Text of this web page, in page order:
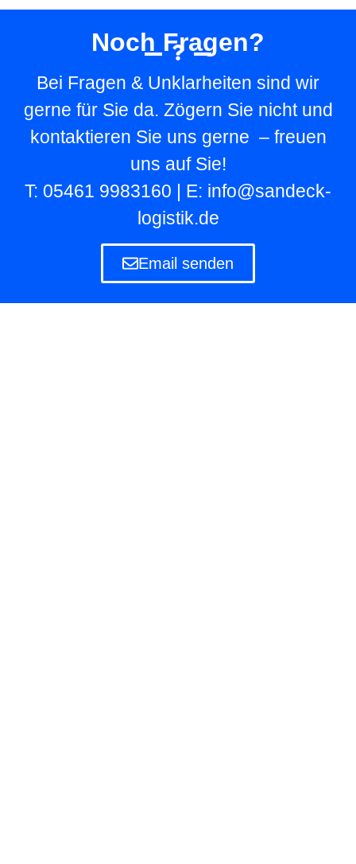
Noch Fragen?
Bei Fragen & Unklarheiten sind wir
gerne für Sie da. Zögern Sie nicht und
kontaktieren Sie uns gerne – freuen
uns auf Sie!
T: 05461 9983160 | E: info@sandeck-
logistik.de
Email senden